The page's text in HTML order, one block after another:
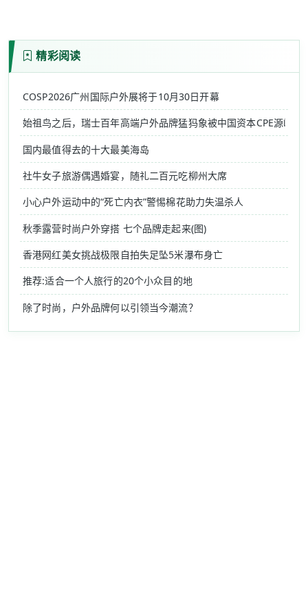
精彩阅读
COSP2026广州国际户外展将于10月30日开幕
始祖鸟之后，瑞士百年高端户外品牌猛犸象被中国资本CPE源峰收
国内最值得去的十大最美海岛
社牛女子旅游偶遇婚宴，随礼二百元吃柳州大席
小心户外运动中的“死亡内衣”警惕棉花助力失温杀人
秋季露营时尚户外穿搭 七个品牌走起来(图)
香港网红美女挑战极限自拍失足坠5米瀑布身亡
推荐:适合一个人旅行的20个小众目的地
除了时尚，户外品牌何以引领当今潮流？